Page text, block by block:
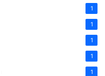
1
1
1
1
1